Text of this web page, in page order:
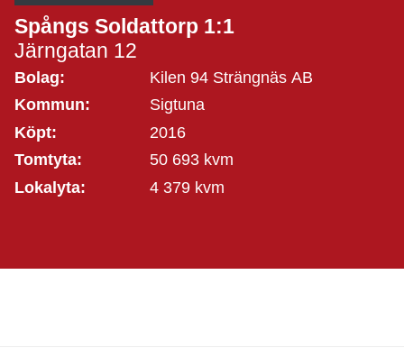
Spångs Soldattorp 1:1
Järngatan 12
Bolag:
Kilen 94 Strängnäs AB
Kommun:
Sigtuna
Köpt:
2016
Tomtyta:
50 693 kvm
Lokalyta:
4 379 kvm